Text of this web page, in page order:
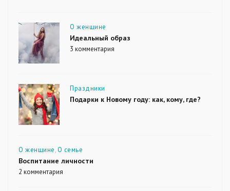
Рубрики
О женщине
Идеальный образ
3 комментария
Рубрики
Праздники
Подарки к Новому году: как, кому, где?
Рубрики
О женщине,О семье
Воспитание личности
2 комментария